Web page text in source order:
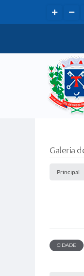
Galeria
Principal
CIDADE